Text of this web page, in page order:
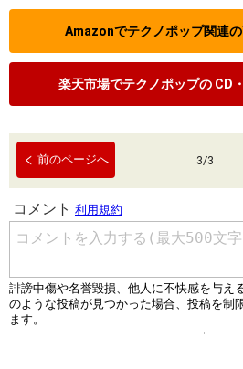
Amazonでテクノポップ関連の
楽天市場でテクノポップの CD
前のページへ 3/3